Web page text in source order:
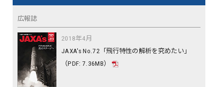
広報誌
2018年4月
JAXA's No.72「飛行特性の解析を究めたい」
（PDF: 7.36MB）